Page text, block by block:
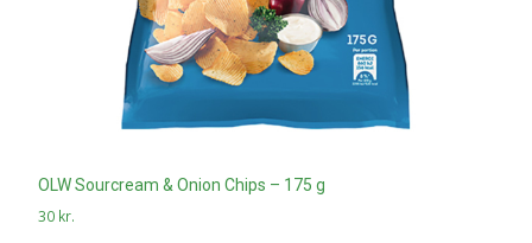
OLW Sourcream & Onion Chips – 175 g
30 kr.